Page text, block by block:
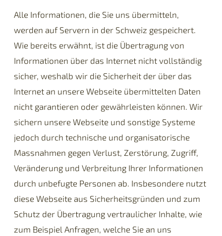
Alle Informationen, die Sie uns übermitteln,
werden auf Servern in der Schweiz gespeichert.
Wie bereits erwähnt, ist die Übertragung von
Informationen über das Internet nicht vollständig
sicher, weshalb wir die Sicherheit der über das
Internet an unsere Webseite übermittelten Daten
nicht garantieren oder gewährleisten können. Wir
sichern unsere Webseite und sonstige Systeme
jedoch durch technische und organisatorische
Massnahmen gegen Verlust, Zerstörung, Zugriff,
Veränderung und Verbreitung Ihrer Informationen
durch unbefugte Personen ab. Insbesondere nutzt
diese Webseite aus Sicherheitsgründen und zum
Schutz der Übertragung vertraulicher Inhalte, wie
zum Beispiel Anfragen, welche Sie an uns